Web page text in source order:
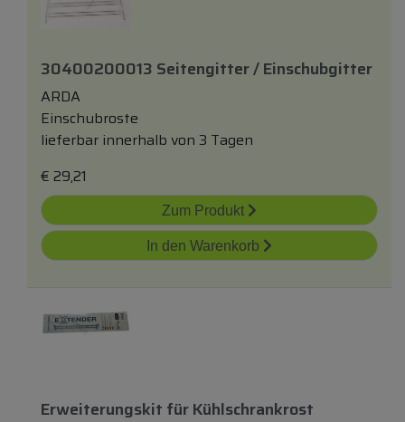
30400200013 Seitengitter / Einschubgitter
ARDA
Einschubroste
lieferbar innerhalb von 3 Tagen
€ 29,21
Zum Produkt
In den Warenkorb
Erweiterungskit fürKühlschrankrost